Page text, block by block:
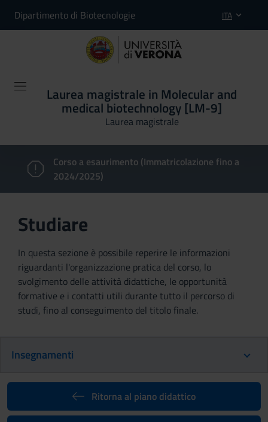
Dipartimento di Biotecnologie ITA
Laurea magistrale in Molecular and
medical biotechnology [LM-9]
Laurea magistrale
Corso a esaurimento (Immatricolazione fino a
2024/2025)
Studiare
In questa sezione è possibile reperire le informazioni
riguardanti l'organizzazione pratica del corso, lo
svolgimento delle attività didattiche, le opportunità
formative e i contatti utili durante tutto il percorso di
studi, fino al conseguimento del titolo finale.
Insegnamenti
Ritorna al piano didattico